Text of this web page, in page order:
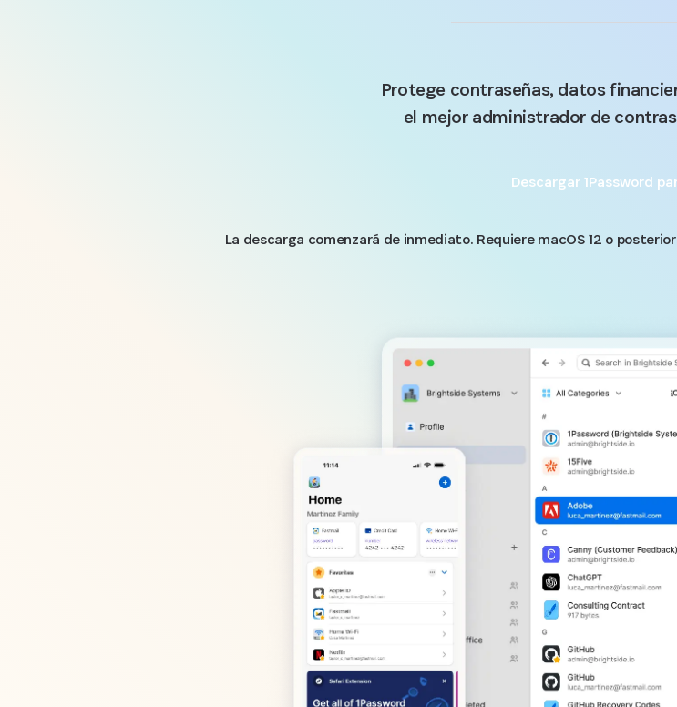
Protege contraseñas, datos
el mejor administrador de
Descargar 1Password
La descarga comenzará de inmediato. Requiere macOS 12 o